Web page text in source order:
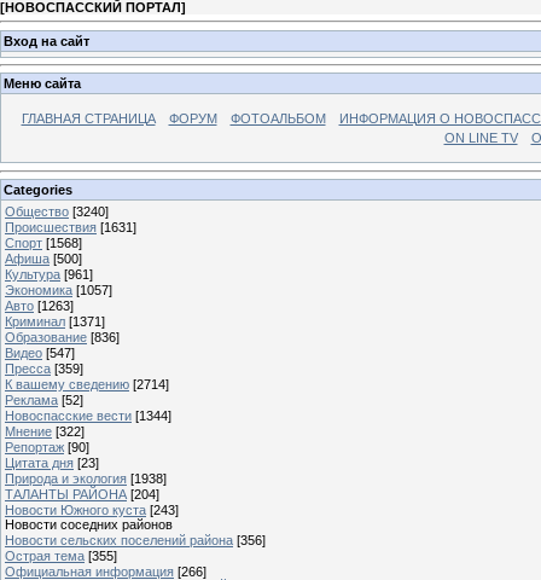
[НОВОСПАССКИЙ ПОРТАЛ]
Вход на сайт
Меню сайта
ГЛАВНАЯ СТРАНИЦА ФОРУМ ФОТОАЛЬБОМ
ИНФОРМАЦИЯ О
ON LINE TV
Categories
Общество [3240]
Происшествия [1631]
Спорт [1568]
Афиша [500]
Культура [961]
Экономика [1057]
Авто [1263]
Криминал [1371]
Образование [836]
Видео [547]
Пресса [359]
К вашему сведению [2714]
Реклама [52]
Новоспасские вести [1344]
Мнение [322]
Репортаж [90]
Цитата дня [23]
Природа и экология [1938]
ТАЛАНТЫ РАЙОНА [204]
Новости Южного куста [243]
Новости соседних районов
Новости сельских поселений района [356]
Острая тема [355]
Официальная информация [266]